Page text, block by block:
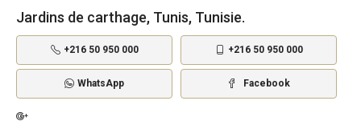
Jardins de carthage, Tunis, Tunisie.
+216 50 950 000 +216 50 950 000
WhatsApp Facebook